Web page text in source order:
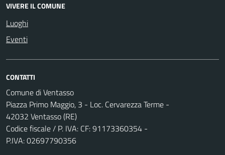
VIVERE IL COMUNE
Luoghi
Eventi
CONTATTI
Comune di Ventasso
Piazza Primo Maggio, 3 - Loc. Cervarezza Terme -
42032 Ventasso (RE)
Codice fiscale / P. IVA: CF: 91173360354 -
P.IVA: 02697790356